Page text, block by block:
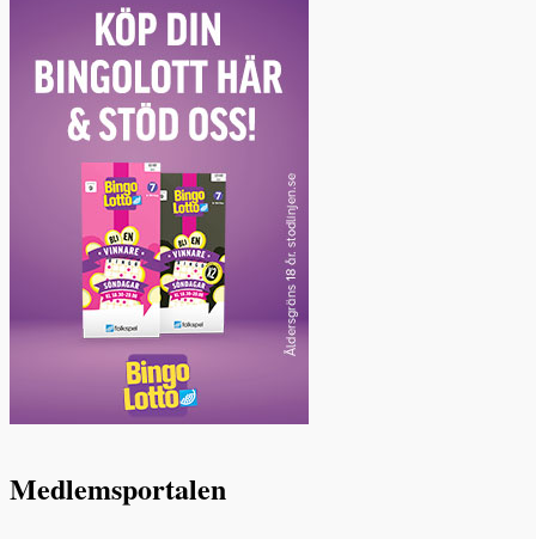
Medlemsportalen